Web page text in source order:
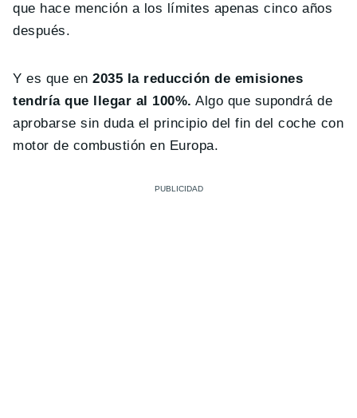
que hace mención a los límites apenas cinco años
después.
Y es que en2035 la reducción de emisiones
tendría que llegar al 100%. Algo que supondrá de
aprobarse sin duda el principio del fin del coche con
motor de combustión en Europa.